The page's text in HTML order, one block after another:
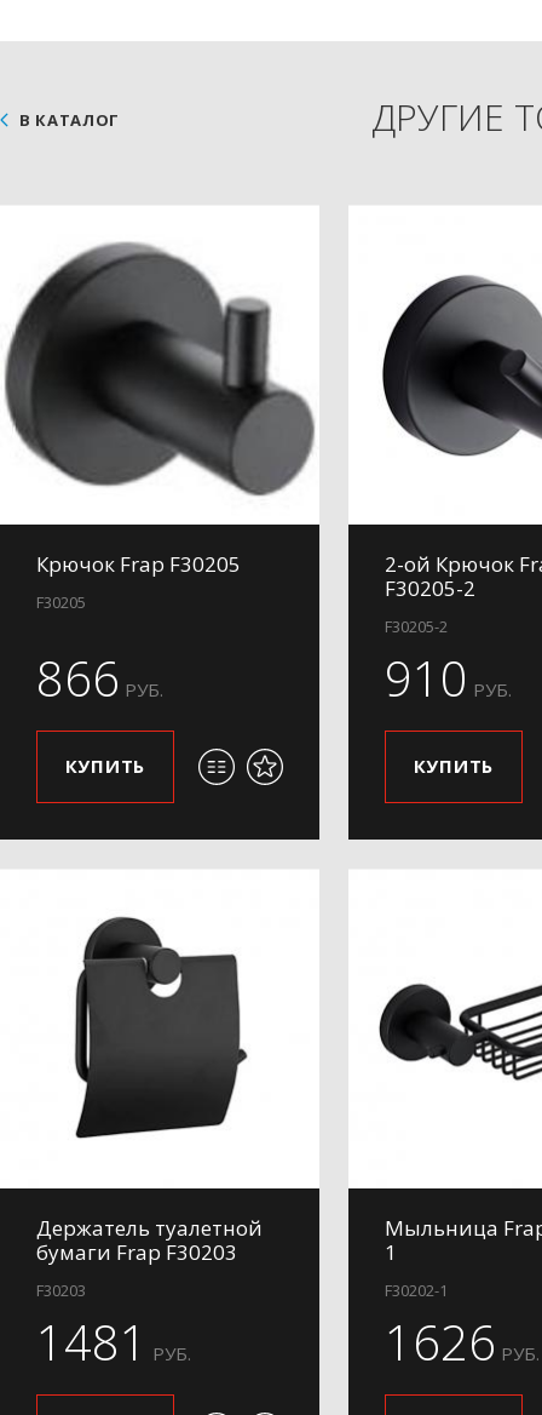
ДРУГИЕ
В КАТАЛОГ
Крючок Frap F30205
F30205
866 РУБ.
КУПИТЬ
2-ой Крючок
F30205-2
F30205-2
910 РУБ.
КУПИТЬ
Держатель туалетной
бумаги Frap F30203
F30203
1481 РУБ.
Мыльница
1
F30202-1
1626 РУБ.